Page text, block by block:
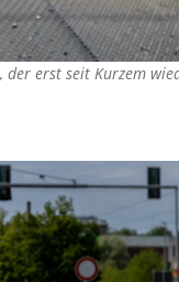
erst seit Kurzem